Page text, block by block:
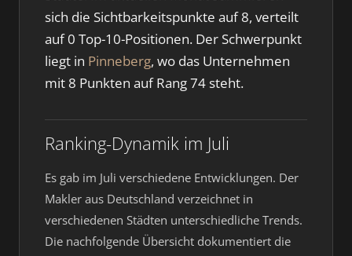
sich die Sichtbarkeitspunkte auf 8, verteilt
auf 0 Top-10-Positionen. Der Schwerpunkt
liegt in Pinneberg, wo das Unternehmen
mit 8 Punkten auf Rang 74 steht.
Ranking-Dynamik im Juli
Es gab im Juli verschiedene Entwicklungen. Der
Makler aus Deutschland verzeichnet in
verschiedenen Städten unterschiedliche Trends.
Die nachfolgende Übersicht dokumentiert die